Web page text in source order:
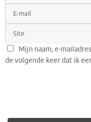
Mijn naam, e-
de volgende keer dat ik